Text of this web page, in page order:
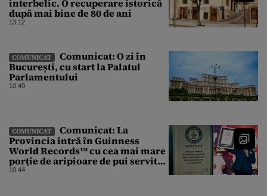
interbelic. O recuperare istorică
după mai bine de 80 de ani
13:12
COMUNICAT
Comunicat: O zi în
București, cu start la Palatul
Parlamentului
10:49
COMUNICAT
Comunicat: La
Provincia intră în Guinness
World Records™ cu cea mai mare
porție de aripioare de pui servită
la un eveniment
10:44